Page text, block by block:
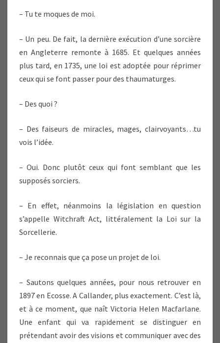
– Tu te moques de moi.
– Un peu. De fait, la dernière exécution d’une sorcière
en Angleterre remonte à 1685. Et quelques années
plus tard, en 1735, une loi est adoptée pour réprimer
ceux qui se font passer pour des thaumaturges.
– Des quoi ?
– Des faiseurs de miracles, mages, clairvoyants…tu
vois l’idée.
– Oui. Donc plutôt ceux qui font semblant que les
supposés sorciers.
– En effet, néanmoins la législation en question
s’appelle Witchraft Act, littéralement la Loi sur la
Sorcellerie.
– Je reconnais que ça pose un projet de loi.
– Sautons quelques années, pour nous retrouver en
1897 en Ecosse. A Callander, plus exactement. C’est là,
et à ce moment, que naît Victoria Helen Macfarlane.
Une enfant qui va rapidement se distinguer en
prétendant avoir des visions et communiquer avec des